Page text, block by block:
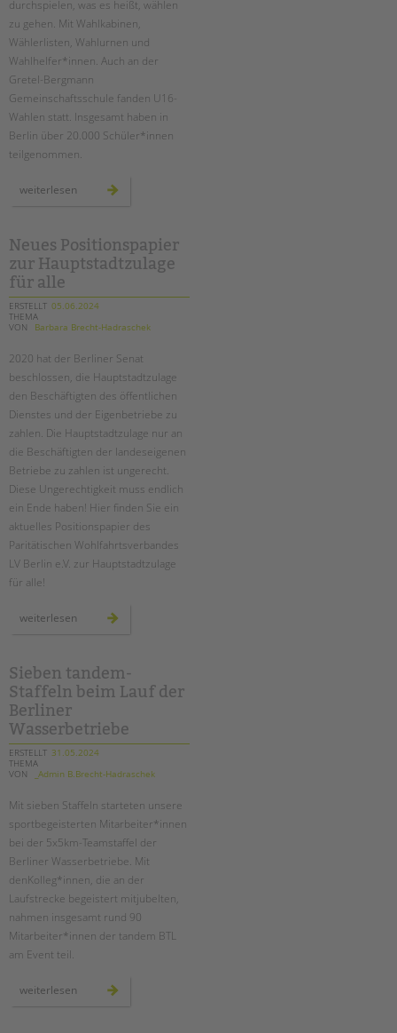
durchspielen, was es heißt, wählen
zu gehen. Mit Wahlkabinen,
Wählerlisten, Wahlurnen und
Wahlhelfer*innen. Auch an der
Gretel-Bergmann
Gemeinschaftsschule fanden U16-
Wahlen statt. Insgesamt haben in
Berlin über 20.000 Schüler*innen
teilgenommen.
weiterlesen
europawahl
am
schloss
Neues Positionspapier
zur Hauptstadtzulage
für alle
ERSTELLT 05.06.2024
THEMA
VON
Barbara Brecht-Hadraschek
2020 hat der Berliner Senat
beschlossen, die Hauptstadtzulage
den Beschäftigten des öffentlichen
Dienstes und der Eigenbetriebe zu
zahlen. Die Hauptstadtzulage nur an
die Beschäftigten der landeseigenen
Betriebe zu zahlen ist ungerecht.
Diese Ungerechtigkeit muss endlich
ein Ende haben! Hier finden Sie ein
aktuelles Positionspapier des
Paritätischen Wohlfahrtsverbandes
LV Berlin e.V. zur Hauptstadtzulage
für alle!
weiterlesen
positionspapier
alle
Sieben tandem-
Staffeln beim Lauf der
Berliner
Wasserbetriebe
ERSTELLT 31.05.2024
THEMA
VON
_Admin B.Brecht-Hadraschek
Mit sieben Staffeln starteten unsere
sportbegeisterten Mitarbeiter*innen
bei der 5x5km-Teamstaffel der
Berliner Wasserbetriebe. Mit
denKolleg*innen, die an der
Laufstrecke begeistert mitjubelten,
nahmen insgesamt rund 90
Mitarbeiter*innen der tandem BTL
am Event teil.
weiterlesen sieben
tandem-